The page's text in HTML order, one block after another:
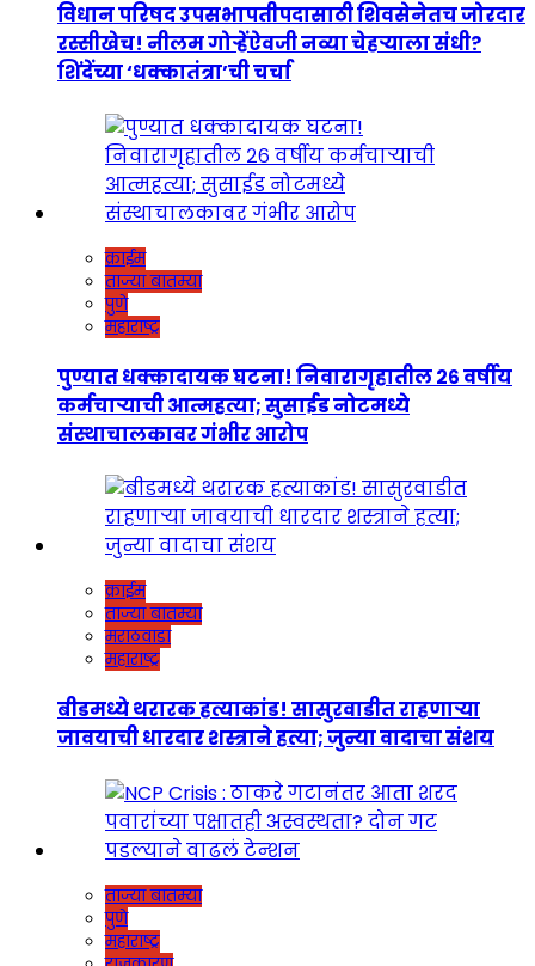
विधान परिषद उपसभापतीपदासाठी शिवसेनेतच जोरदार
रस्सीखेच! नीलम गोऱ्हेंऐवजी नव्या चेहऱ्याला संधी?
शिंदेंच्या ‘धक्कातंत्रा’ची चर्चा
क्राईम
ताज्या बातम्या
पुणे
महाराष्ट्र
पुण्यात धक्कादायक घटना! निवारागृहातील २६ वर्षीय
कर्मचाऱ्याची आत्महत्या; सुसाईड नोटमध्ये
संस्थाचालकावर गंभीर आरोप
क्राईम
ताज्या बातम्या
मराठवाडा
महाराष्ट्र
बीडमध्ये थरारक हत्याकांड! सासुरवाडीत राहणाऱ्या
जावयाची धारदार शस्त्राने हत्या; जुन्या वादाचा संशय
ताज्या बातम्या
पुणे
महाराष्ट्र